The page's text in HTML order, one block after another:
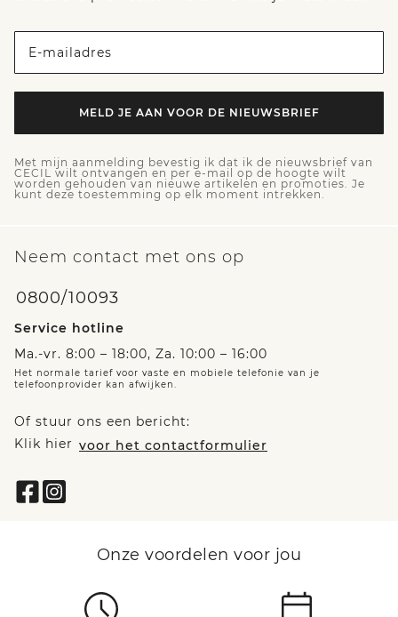
E-mailadres
MELD JE AAN VOOR DE NIEUWSBRIEF
Met mijn aanmelding bevestig ik dat ik de nieuwsbrief van
CECIL wilt ontvangen en per e-mail op de hoogte wilt
worden gehouden van nieuwe artikelen en promoties. Je
kunt deze toestemming op elk moment intrekken.
Neem contact met ons op
0800/10093
Service hotline
Ma.-vr. 8:00 – 18:00, Za. 10:00 – 16:00
Het normale tarief voor vaste en mobiele telefonie van je
telefoonprovider kan afwijken.
Of stuur ons een bericht:
Klik hier voor het contactformulier
Onze voordelen voor jou